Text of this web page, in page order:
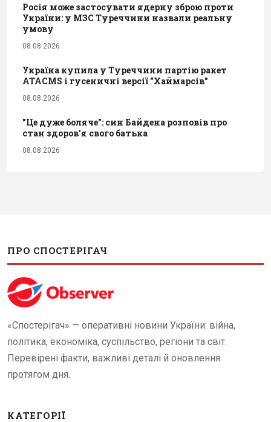
Росія може застосувати ядерну зброю проти
України: у МЗС Туреччини назвали реальну
умову
08.08.2026
Україна купила у Туреччини партію ракет
ATACMS і гусеничні версії "Хаймарсів"
08.08.2026
"Це дуже боляче": син Байдена розповів про
стан здоров’я свого батька
08.08.2026
ПРО СПОСТЕРІГАЧ
«Спостерігач» — оперативні новини України: війна,
політика, економіка, суспільство, регіони та світ.
Перевірені факти, важливі деталі й оновлення
протягом дня.
КАТЕГОРІЇ